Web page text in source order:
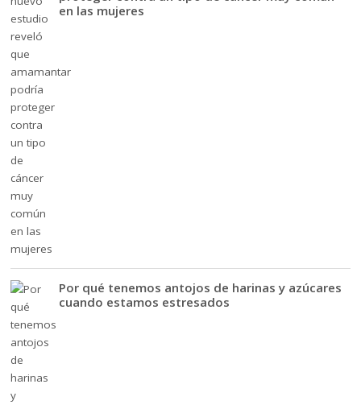
en las mujeres
Por qué tenemos antojos de harinas y azúcares
cuando estamos estresados